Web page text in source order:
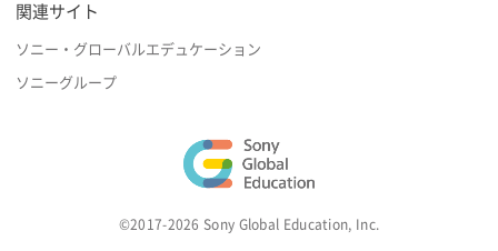
関連サイト
ソニー・グローバルエデュケーション
ソニーグループ
©2017-2026 Sony Global Education, Inc.